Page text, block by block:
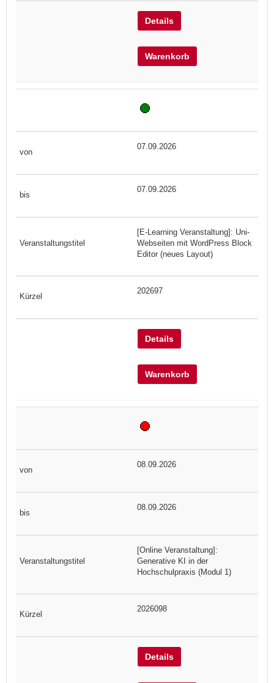
Details
Warenkorb
07.09.2026
07.09.2026
[E-Learning Veranstaltung]: Uni-
Webseiten mit WordPress Block
Editor (neues Layout)
202697
Details
Warenkorb
08.09.2026
08.09.2026
[Online Veranstaltung]:
Generative KI in der
Hochschulpraxis (Modul 1)
2026098
Details